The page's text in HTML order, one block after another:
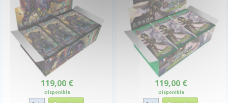
119,00 €
Disponible
119,00 €
Disponible